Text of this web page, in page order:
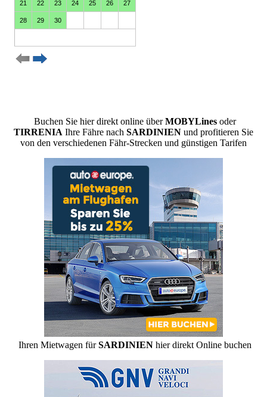
Buchen Sie hier direkt online überMOBYLines oder
TIRRENIA Ihre Fähre nach SARDINIEN und profitieren Sie
von den verschiedenen Fähr-Strecken und günstigen Tarifen
Ihren Mietwagen fürSARDINIENhier direkt Online buchen